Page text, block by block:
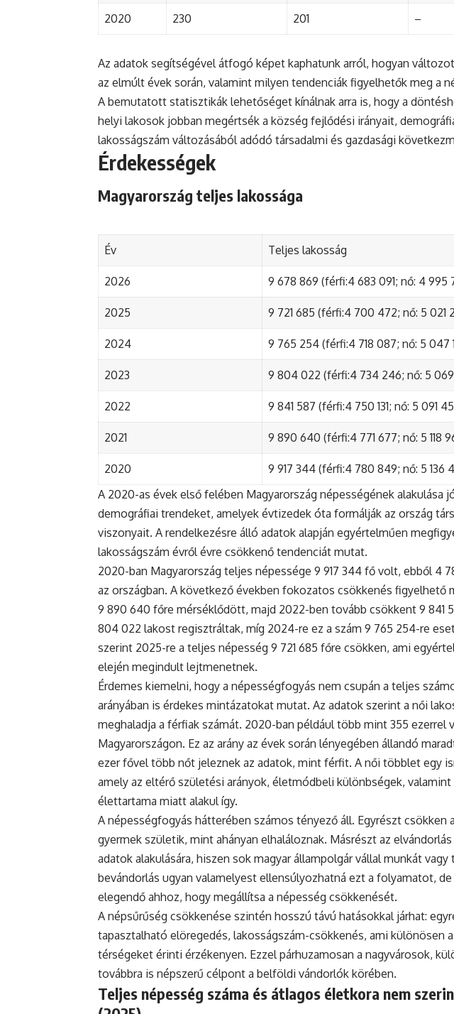
2020 230 201 –
Az adatok segítségével átfogó képet kaphatunk arról, hogyan
az elmúlt évek során, valamint milyen tendenciák figyelhetők meg a
A bemutatott statisztikák lehetőséget kínálnak arra is, hogy a
helyi lakosok jobban megértsék a község fejlődési irányait,
lakosságszám változásából adódó társadalmi és gazdasági
Érdekességek
Magyarország teljes lakossága
Év Teljes lakosság
2026 9 678 869 (férfi:4 683 091; nő: 4 995
2025 9 721 685 (férfi:4 700 472; nő: 5 021
2024 9 765 254 (férfi:4 718 087; nő: 5 047
2023 9 804 022 (férfi:4 734 246; nő: 5
2022 9 841 587 (férfi:4 750 131; nő: 5 091
2021 9 890 640 (férfi:4 771 677; nő: 5 118
2020
9 917 344 (férfi:4 780 849; nő: 5 136
A 2020-as évek első felében Magyarország népességének alakulása
demográfiai trendeket, amelyek évtizedek óta formálják az ország
viszonyait. A rendelkezésre álló adatok alapján egyértelműen
lakosságszám évről évre csökkenő tendenciát mutat.
2020-ban Magyarország teljes népessége 9 917 344 fő volt, ebből 4
az országban. A következő években fokozatos csökkenés figyelhető
9 890 640 főre mérséklődött, majd 2022-ben tovább csökkent 9 841
804 022 lakost regisztráltak, míg 2024-re ez a szám 9 765 254-re
szerint 2025-re a teljes népesség 9 721 685 főre csökken, ami
elején megindult lejtmenetnek.
Érdemes kiemelni, hogy a népességfogyás nem csupán a teljes
arányában is érdekes mintázatokat mutat. Az adatok szerint a női
meghaladja a férfiak számát. 2020-ban például több mint 355
Magyarországon. Ez az arány az évek során lényegében állandó
ezer fővel több nőt jeleznek az adatok, mint férfit. A női többlet egy
amely az eltérő születési arányok, életmódbeli különbségek,
élettartama miatt alakul így.
A népességfogyás hátterében számos tényező áll. Egyrészt csökken
gyermek születik, mint ahányan elhaláloznak. Másrészt az
adatok alakulására, hiszen sok magyar állampolgár vállal munkát
bevándorlás ugyan valamelyest ellensúlyozhatná ezt a folyamatot,
elegendő ahhoz, hogy megállítsa a népesség csökkenését.
A népsűrűség csökkenése szintén hosszú távú hatásokkal járhat:
tapasztalható elöregedés, lakosságszám-csökkenés, ami különösen
térségeket érinti érzékenyen. Ezzel párhuzamosan a nagyvárosok,
továbbra is népszerű célpont a belföldi vándorlók körében.
Teljes népesség száma és átlagos életkora nem